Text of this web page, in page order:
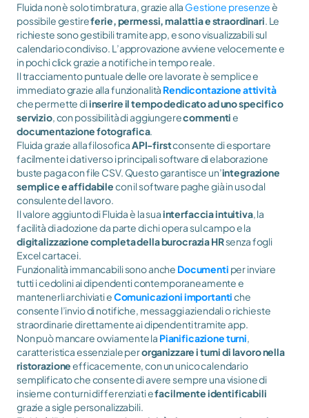
Fluida non è solo timbratura, grazie alla Gestione presenze è
possibile gestire ferie, permessi, malattia e straordinari. Le
richieste sono gestibili tramite app, e sono visualizzabili sul
calendario condiviso. L’approvazione avviene velocemente e
in pochi click grazie a notifiche in tempo reale.
Il tracciamento puntuale delle ore lavorate è semplice e
immediato grazie alla funzionalità Rendicontazione attività
che permette di inserire il tempo dedicato ad uno specifico
servizio, con possibilità di aggiungere commenti
documentazione fotografica.
Fluida grazie alla filosofica API-first consente di esportare
facilmente i dati verso i principali software di elaborazione
buste paga con file CSV. Questo garantisce un’integrazione
semplice e affidabile con il software paghe già in uso dal
consulente del lavoro.
Il valore aggiunto di Fluida è la sua interfaccia intuitiva, la
digitalizzazione completa della burocrazia HR senza fogli
Excel cartacei.
Funzionalità immancabili sono anche Documenti per inviare
tutti i cedolini ai dipendenti contemporaneamente e
mantenerli archiviati e Comunicazioni importanti che
consente l’invio di notifiche, messaggi aziendali o richieste
straordinarie direttamente ai dipendenti tramite app.
Non può mancare ovviamente la Pianificazione turni,
caratteristica essenziale per organizzare i turni di lavoro nella
ristorazione efficacemente, con un unico calendario
semplificato che consente di avere sempre una visione di
insieme con turni differenziati e facilmente identificabili
grazie a sigle personalizzabili.